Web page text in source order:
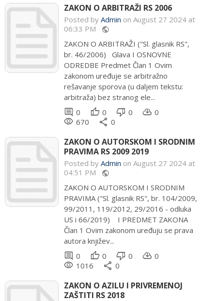
ZAKON O ARBITRAŽI RS 2006
Posted by Admin on August 27 2024 at
06:33 PM public
ZAKON O ARBITRAŽI ("Sl. glasnik RS",
br. 46/2006) Glava I OSNOVNE
ODREDBE Predmet Član 1 Ovim
zakonom uređuje se arbitražno
rešavanje sporova (u daljem tekstu:
arbitraža) bez stranog ele...
comment 0 thumb_up 0 thumb_down 0 cloud_download 0
remove_red_eye 670 share 0
ZAKON O AUTORSKOM I SRODNIM
PRAVIMA RS 2009 2019
Posted by Admin on August 27 2024 at
04:51 PM public
ZAKON O AUTORSKOM I SRODNIM
PRAVIMA ("Sl. glasnik RS", br. 104/2009,
99/2011, 119/2012, 29/2016 - odluka
US i 66/2019) I PREDMET ZAKONA
Član 1 Ovim zakonom uređuju se prava
autora književ...
comment 0 thumb_up 0 thumb_down 0 cloud_download 0
remove_red_eye 1016 share 0
ZAKON O AZILU I PRIVREMENOJ
ZAŠTITI RS 2018